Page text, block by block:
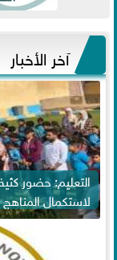
آخر الأخبار
التعليم: حضور
لاستكمال المناهج